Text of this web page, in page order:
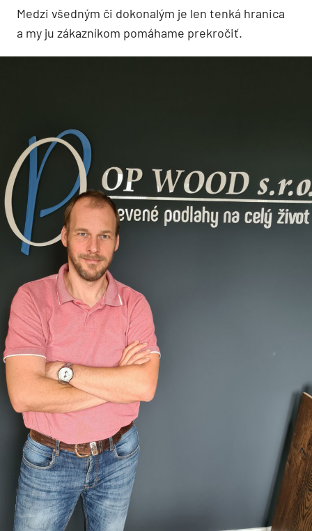
Medzi všedným či dokonalým je len tenká hranica
a my ju zákazníkom pomáhame prekročiť.